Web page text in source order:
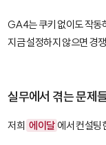
GA4는 쿠키 없이도 작동
지금 설정하지 않으면 경
실무에서 겪는 문제
저희 에이달 에서 컨설팅